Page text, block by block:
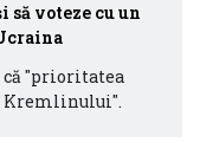
voteze cu un
"prioritatea
Kremlinului".